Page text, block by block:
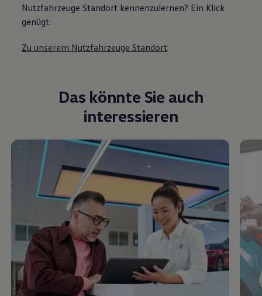
Nutzfahrzeuge Standort kennenzulernen? Ein Klick
genügt.
Zu unserem Nutzfahrzeuge Standort
Das könnte Sie auch
interessieren